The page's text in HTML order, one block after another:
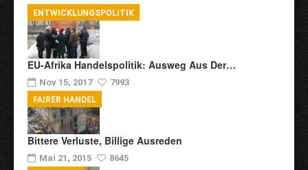
EU-Afrika Handelspolitik: Ausweg Aus Der…
Nov 15, 2017 7993
ENTWICKLUNGSPOLITIK
Bittere Verluste, Billige Ausreden
Mai 21, 2015 8645
FAIRER HANDEL